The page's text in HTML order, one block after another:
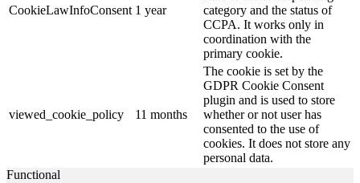
CookieLawInfoConsent 1 year
category and the status of
CCPA. It works only in
coordination with the
primary cookie.
viewed_cookie_policy 11 months
The cookie is set by the
GDPR Cookie Consent
plugin and is used to store
whether or not user has
consented to the use of
cookies. It does not store any
personal data.
Functional